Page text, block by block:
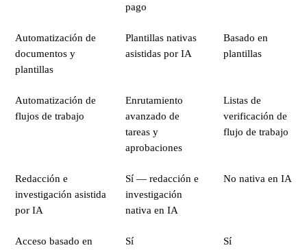
pago
Automatización de
documentos y
plantillas
Plantillas nativas
asistidas por IA
Basado en
plantillas
Automatización de
flujos de trabajo
Enrutamiento
avanzado de
tareas y
aprobaciones
Listas de
verificación de
flujo de trabajo
Redacción e
investigación asistida
por IA
Sí — redacción e
investigación
nativa en IA
No nativa en IA
Acceso basado en
Sí Sí